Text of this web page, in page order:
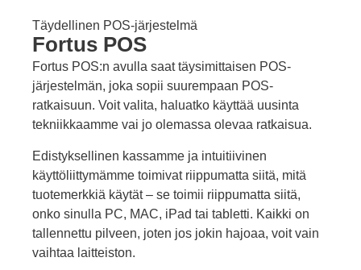
Täydellinen POS-järjestelmä
Fortus POS
Fortus POS:n avulla saat täysimittaisen POS-
järjestelmän, joka sopii suurempaan POS-
ratkaisuun. Voit valita, haluatko käyttää uusinta
tekniikkaamme vai jo olemassa olevaa ratkaisua.
Edistyksellinen kassamme ja intuitiivinen
käyttöliittymämme toimivat riippumatta siitä, mitä
tuotemerkkiä käytät – se toimii riippumatta siitä,
onko sinulla PC, MAC, iPad tai tabletti. Kaikki on
tallennettu pilveen, joten jos jokin hajoaa, voit vain
vaihtaa laitteiston.